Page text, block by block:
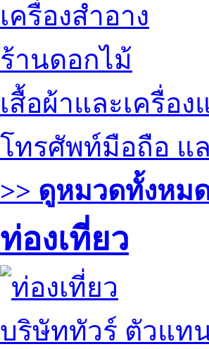
เครื่องสำอาง
ร้านดอกไม้
เสื้อผ้าและเครื่อง
โทรศัพท์มือถือ แ
>> ดูหมวดทั้งหม
ท่องเที่ยว
บริษัททัวร์ ตัวแท